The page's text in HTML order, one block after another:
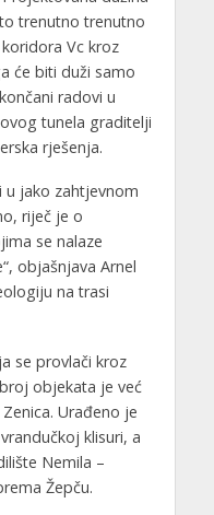
trenutno trenutno
Vc kroz
će biti duži samo
radovi u
tunela graditelji
rješenja.
u jako zahtjevnom
riječ je o
se nalaze
objašnjava Arnel
na trasi
se provlači kroz
objekata je već
Urađeno je
klisuri, a
Nemila –
Žepču.